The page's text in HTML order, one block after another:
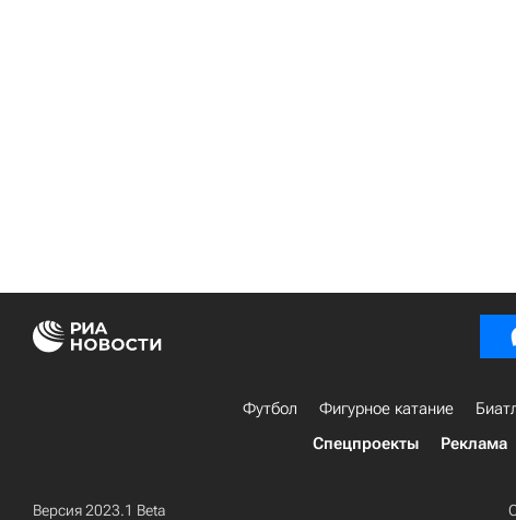
Футбол Фигурное катание
Спецпроекты
Реклама
Версия 2023.1 Beta